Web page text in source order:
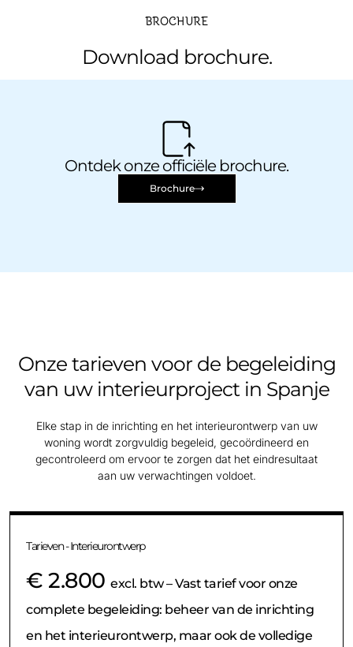
BROCHURE
Download brochure.
Ontdek onze officiële brochure.
Brochure
Onze tarieven voor de begeleiding
van uw interieurproject in Spanje
Elke stap in de inrichting en het interieurontwerp van uw
woning wordt zorgvuldig begeleid, gecoördineerd en
gecontroleerd om ervoor te zorgen dat het eindresultaat
aan uw verwachtingen voldoet.
Tarieven - Interieurontwerp
€ 2.800 excl. btw – Vast tarief voor onze
complete begeleiding: beheer van de inrichting
en het interieurontwerp, maar ook de volledige